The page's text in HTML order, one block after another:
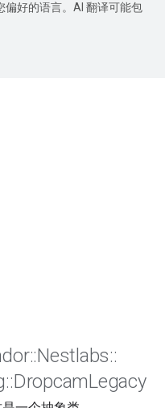
偏好的语言。AI 翻译可能包
::Nestlabs::
::DropcamLegacy